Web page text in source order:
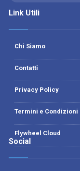
Link Utili
Chi Siamo
Contatti
Privacy Policy
Termini e Condizioni
Flywheel Cloud
Social